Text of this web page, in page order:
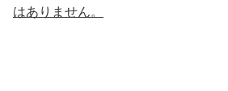
はありません。